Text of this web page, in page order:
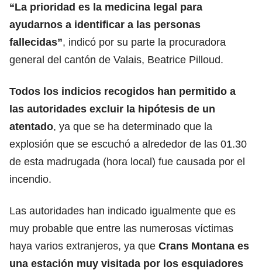
“La prioridad es la medicina legal para
ayudarnos a identificar a las personas
fallecidas”, indicó por su parte la procuradora
general del cantón de Valais, Beatrice Pilloud.
Todos los indicios recogidos han permitido a
las autoridades excluir la hipótesis de un
atentado, ya que se ha determinado que la
explosión que se escuchó a alrededor de las 01.30
de esta madrugada (hora local) fue causada por el
incendio.
Las autoridades han indicado igualmente que es
muy probable que entre las numerosas víctimas
haya varios extranjeros, ya que Crans Montana es
una estación muy visitada por los esquiadores